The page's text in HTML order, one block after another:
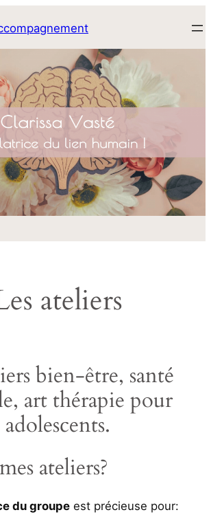
ateliers
bien-être, santé
art thérapie pour
adolescents.
ateliers?
du groupe est précieuse pour: